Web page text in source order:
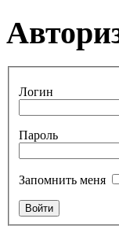
Логин
Пароль
Запомнить меня